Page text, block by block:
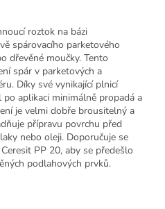
roztok na bázi
spárovacího parketového
dřevěné moučky. Tento
spár v parketových a
Díky své vynikající plnicí
aplikaci minimálně propadá a
je velmi dobře brousitelný a
přípravu povrchu před
nebo oleji. Doporučuje se
PP 20, aby se předešlo
podlahových prvků.